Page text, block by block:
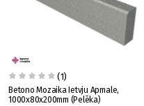
(1)
Betono Mozaika Ietvju Apmale,
1000x80x200mm (Pelēka)